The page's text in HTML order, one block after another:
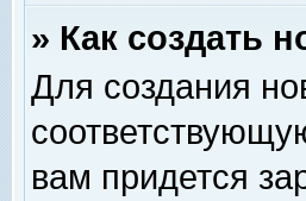
» Как создать
Для создания
вам придется